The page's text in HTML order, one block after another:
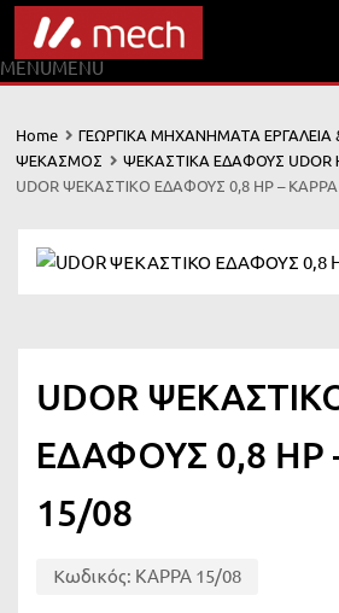
MENUMENU
Home
ΓΕΩΡΓΙΚΑ ΜΗΧΑΝΗΜΑΤΑ
ΨΕΚΑΣΜΟΣ
ΨΕΚΑΣΤΙΚΑ ΕΔΑΦΟΥΣ
UDOR ΨΕΚΑΣΤΙΚΟ ΕΔΑΦΟΥΣ 0,8 HP –
UDOR
ΕΔΑΦΟΥΣ 0,8 HP
15/08
Κωδικός: KAPPA 15/08